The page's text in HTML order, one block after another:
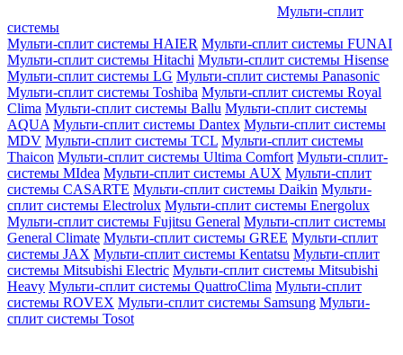
Мульти-сплит
системы
Мульти-сплит системы HAIER Мульти-сплит системы FUNAI
Мульти-сплит системы Hitachi Мульти-сплит системы Hisense
Мульти-сплит системы LG Мульти-сплит системы Panasonic
Мульти-сплит системы Toshiba Мульти-сплит системы Royal
Clima Мульти-сплит системы Ballu Мульти-сплит системы
AQUA Мульти-сплит системы Dantex Мульти-сплит системы
MDV Мульти-сплит системы TCL Мульти-сплит системы
Thaicon Мульти-сплит системы Ultima Comfort Мульти-сплит-
системы MIdea Мульти-сплит системы AUX Мульти-сплит
системы CASARTE Мульти-сплит системы Daikin Мульти-
сплит системы Electrolux Мульти-сплит системы Energolux
Мульти-сплит системы Fujitsu General Мульти-сплит системы
General Climate Мульти-сплит системы GREE Мульти-сплит
системы JAX Мульти-сплит системы Kentatsu Мульти-сплит
системы Mitsubishi Electric Мульти-сплит системы Mitsubishi
Heavy Мульти-сплит системы QuattroClima Мульти-сплит
системы ROVEX Мульти-сплит системы Samsung Мульти-
сплит системы Tosot